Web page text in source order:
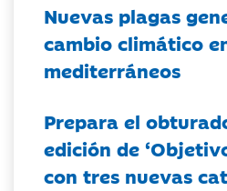
Nuevas plagas
cambio climático
mediterráneos
Prepara el
edición de
con tres nuevas